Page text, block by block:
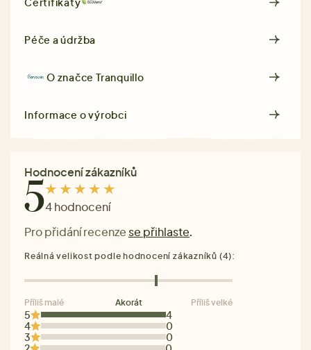
Péče a údržba
O značceTranquillo
Informace o výrobci
Hodnocení zákazníků
54 hodnocení
Pro přidání recenze se přihlaste.
5
4
4
0
3
0
Reálná velikost podle hodnocení zákazníků (4):
Příliš malé Akorát Příliš velké